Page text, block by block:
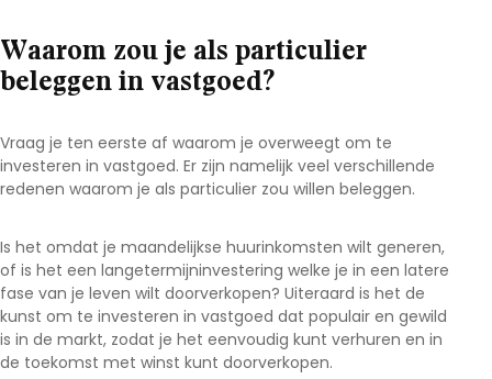
Waarom zou je als particulier
beleggen in vastgoed?
Vraag je ten eerste af waarom je overweegt om te
investeren in vastgoed. Er zijn namelijk veel verschillende
redenen waarom je als particulier zou willen beleggen.
Is het omdat je maandelijkse huurinkomsten wilt generen,
of is het een langetermijninvestering welke je in een latere
fase van je leven wilt doorverkopen? Uiteraard is het de
kunst om te investeren in vastgoed dat populair en gewild
is in de markt, zodat je het eenvoudig kunt verhuren en in
de toekomst met winst kunt doorverkopen.